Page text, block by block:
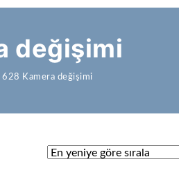
değişimi
Kamera değişimi